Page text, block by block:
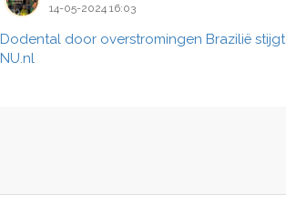
14-05-2024 16:03
Dodental door overstromingen Brazilië
NU.nl